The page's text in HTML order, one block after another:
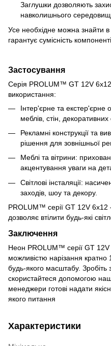
Заглушки дозволяють
навколишнього
Усе необхідне можна знайти
гарантує сумісність
Застосування
Серія PROLUM™ GT 12V
використання:
Інтер'єрне та екстер'єрне
меблів, стін, декоративних
Рекламні конструкції та
рішення для зовнішньої
Меблі та вітрини:
акцентування уваги на
Світлові інсталяції:
заходів, шоу та декору.
PROLUM™ серії GT 12V 6x12
дозволяє втілити будь-які
Заключення
Неон PROLUM™ серії GT 12V
можливістю нарізання
будь-якого масштабу.
скористайтеся допомогою
менеджери готові надати
якого питання
Характеристики